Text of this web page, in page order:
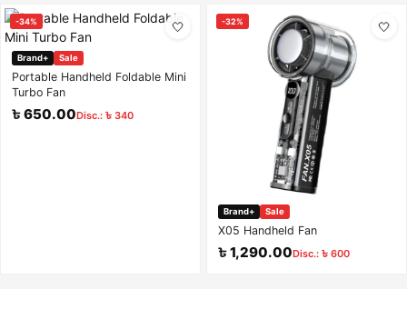
-34% 🤍
Brand+ Sale
Portable Handheld Foldable Mini
Turbo Fan
৳ 650.00Disc.: ৳ 340
-32% 🤍
Brand+ Sale
X05 Handheld Fan
৳ 1,290.00Disc.: ৳ 600